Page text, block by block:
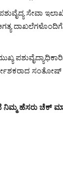
ಸೇವಾ
ದಾಖಲೆಗಳೊಂದಿಗೆ
ಸಂತೋಷ್
ನಿಮ್ಮ ಹೆಸರು ಚೆಕ್